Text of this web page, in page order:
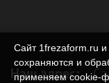
Наш адрес:
Сайт 1frezaform.ru
сохраняются и
применяем